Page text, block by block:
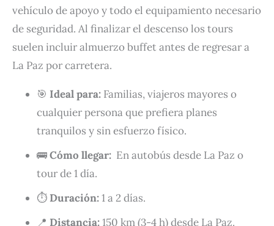
vehículo de apoyo y todo el equipamiento necesario
de seguridad. Al finalizar el descenso los tours
suelen incluir almuerzo buffet antes de regresar a
La Paz por carretera.
🎯 Ideal para: Familias, viajeros mayores o
cualquier persona que prefiera planes
tranquilos y sin esfuerzo físico.
🚌Cómo llegar: En autobús desde La Paz o
tour de 1 día.
⏱️ Duración:1 a 2 días.
📍 Distancia:150 km (3-4 h) desde La Paz.